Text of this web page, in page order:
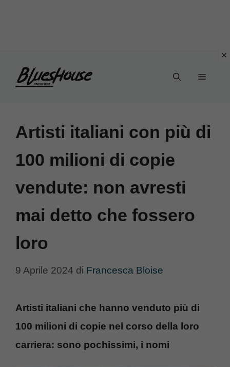
Menu
Artisti italiani con più di
100 milioni di copie
vendute: non avresti
mai detto che fossero
loro
9 Aprile 2024 di Francesca Bloise
Artisti italiani che hanno venduto più di
100 milioni di copie nel corso della loro
carriera: sono pochissimi, i nomi